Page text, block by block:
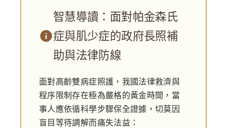
智慧導讀：面對帕金森氏
症與肌少症的政府長照補
助與法律防線
面對高齡雙病症照護，我國法律救濟與
程序限制存在極為嚴格的黃金時間，當
事人應依循科學步驟保全證據，切莫因
盲目等待調解而痛失法益：